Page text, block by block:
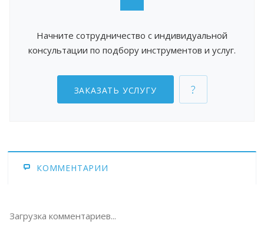
Начните сотрудничество с индивидуальной
консультации по подбору инструментов и услуг.
ЗАКАЗАТЬ УСЛУГУ
КОММЕНТАРИИ
Загрузка комментариев...